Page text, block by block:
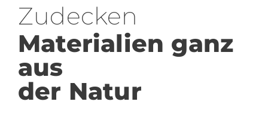
Zudecken
Materialien ganz
aus
der Natur